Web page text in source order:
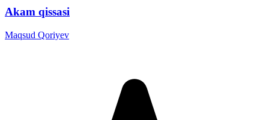
Akam qissasi
Maqsud Qoriyev